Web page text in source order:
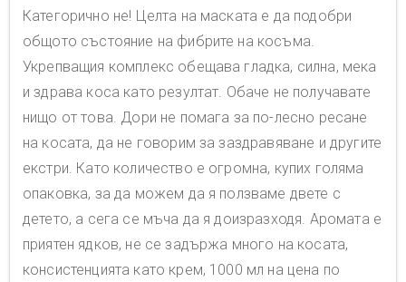
Категорично не! Целта на маската е да подобри
общото състояние на фибрите на косъма.
Укрепващия комплекс обещава гладка, силна, мека
и здрава коса като резултат. Обаче не получавате
нищо от това. Дори не помага за по-лесно ресане
на косата, да не говорим за заздравяване и другите
екстри. Като количество е огромна, купих голяма
опаковка, за да можем да я ползваме двете с
детето, а сега се мъча да я доизразходя. Аромата е
приятен ядков, не се задържа много на косата,
консистенцията като крем, 1000 мл на цена по